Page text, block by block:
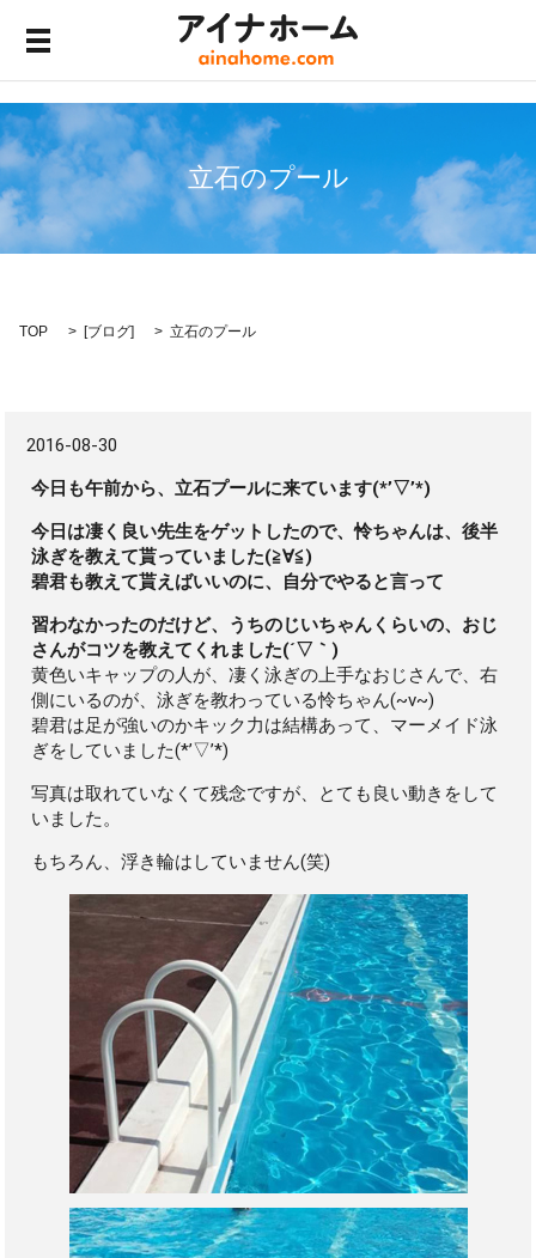
立石のプール
TOP [ブログ] 立石のプール
2016-08-30
今日も午前から、立石プールに来ています(*’▽’*)
今日は凄く良い先生をゲットしたので、怜ちゃんは、後半
泳ぎを教えて貰っていました(≧∀≦)
碧君も教えて貰えばいいのに、自分でやると言って
習わなかったのだけど、うちのじいちゃんくらいの、おじ
さんがコツを教えてくれました(´▽｀)
黄色いキャップの人が、凄く泳ぎの上手なおじさんで、右
側にいるのが、泳ぎを教わっている怜ちゃん(~v~)
碧君は足が強いのかキック力は結構あって、マーメイド泳
ぎをしていました(*’▽’*)
写真は取れていなくて残念ですが、とても良い動きをして
いました。
もちろん、浮き輪はしていません(笑)